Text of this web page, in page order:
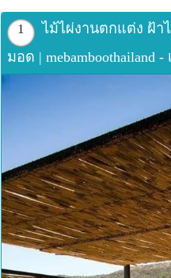
1
ไม้ไผ่งานตกแต่ง ฝ้า
มอด | mebamboothailand